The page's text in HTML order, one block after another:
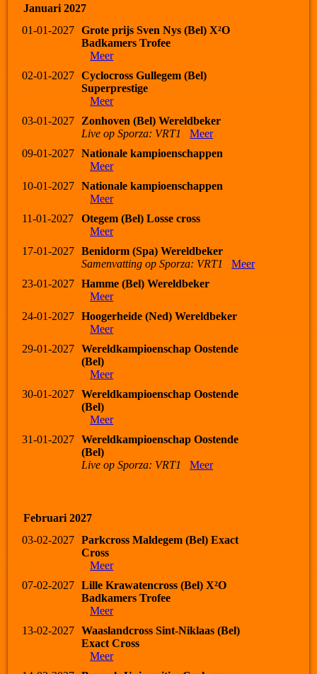
Januari 2027
01-01-2027
Grote prijs Sven Nys (Bel) X²O
Badkamers Trofee
Meer
02-01-2027
Cyclocross Gullegem (Bel)
Superprestige
Meer
03-01-2027
Zonhoven (Bel) Wereldbeker
Live op Sporza: VRT1
Meer
09-01-2027
Nationale kampioenschappen
Meer
10-01-2027
Nationale kampioenschappen
Meer
11-01-2027
Otegem (Bel) Losse cross
Meer
17-01-2027
Benidorm (Spa) Wereldbeker
Samenvatting op Sporza: VRT1
Meer
23-01-2027
Hamme (Bel) Wereldbeker
Meer
24-01-2027
Hoogerheide (Ned) Wereldbeker
Meer
29-01-2027
Wereldkampioenschap Oostende
(Bel)
Meer
30-01-2027
Wereldkampioenschap Oostende
(Bel)
Meer
31-01-2027
Wereldkampioenschap Oostende
(Bel)
Live op Sporza: VRT1
Meer
Februari 2027
03-02-2027
Parkcross Maldegem (Bel) Exact
Cross
Meer
07-02-2027
Lille Krawatencross (Bel) X²O
Badkamers Trofee
Meer
13-02-2027
Waaslandcross Sint-Niklaas (Bel)
Exact Cross
Meer